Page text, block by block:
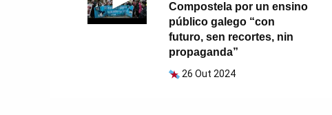
Compostela por un ensino
público galego “con
futuro, sen recortes, nin
propaganda”
26 Out 2024